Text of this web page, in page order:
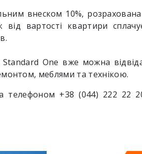
внеском 10%,
від вартості квартири
One вже можна
меблями та технікою.
телефоном +38 (044) 222 22